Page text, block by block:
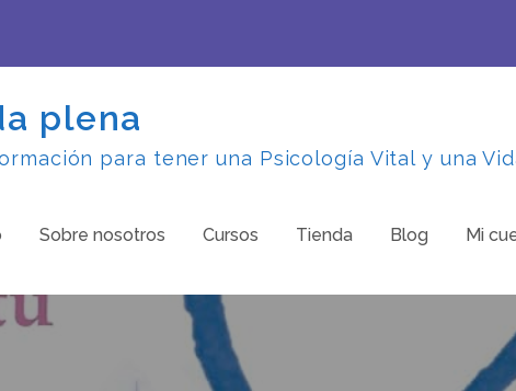
plena
para tener una Psicología Vital y una
Sobre nosotros Cursos Tienda Blog Mi